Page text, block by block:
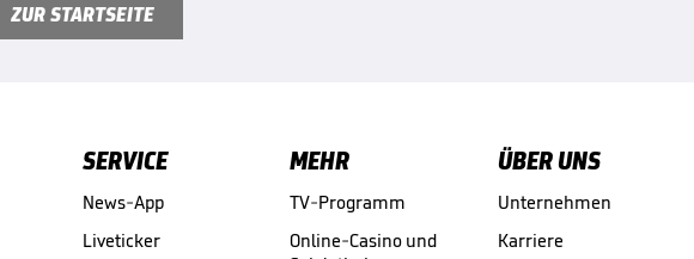
ZUR STARTSEITE
SERVICE
News-App
Liveticker
MEHR
TV-Programm
Online-Casino und
ÜBER UNS
Unternehmen
Karriere